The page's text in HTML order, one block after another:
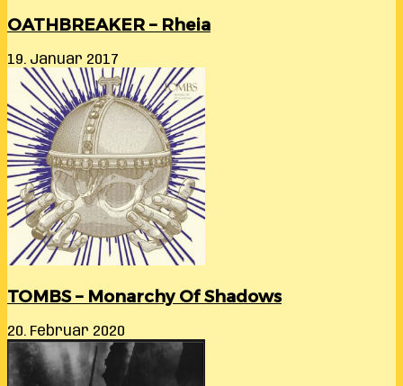
OATHBREAKER – Rheia
19. Januar 2017
TOMBS – Monarchy Of Shadows
20. Februar 2020